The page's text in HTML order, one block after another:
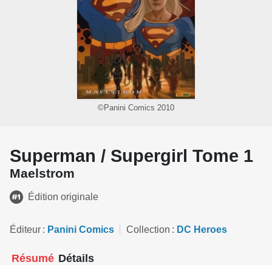
©Panini Comics 2010
Superman / Supergirl Tome 1
Maelstrom
Édition originale
Éditeur Panini Comics Collection DC Heroes
Résumé Détails